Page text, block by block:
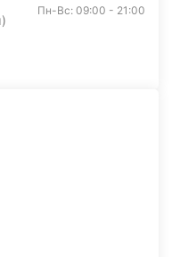
Пн-Вс: 09:00 - 21:00